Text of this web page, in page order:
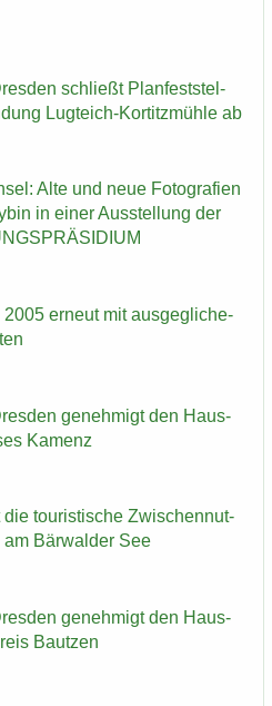
schließt Plan­fest­stel­
Lugteich-​Kortitzmühle ab
Alte und neue Fo­to­gra­fien
in einer Aus­stel­lung der
2005 er­neut mit aus­ge­gli­che­
ge­neh­migt den Haus­
Ka­menz
die tou­ris­ti­sche Zwi­schen­nut­
Bär­wal­der See
ge­neh­migt den Haus­
Baut­zen